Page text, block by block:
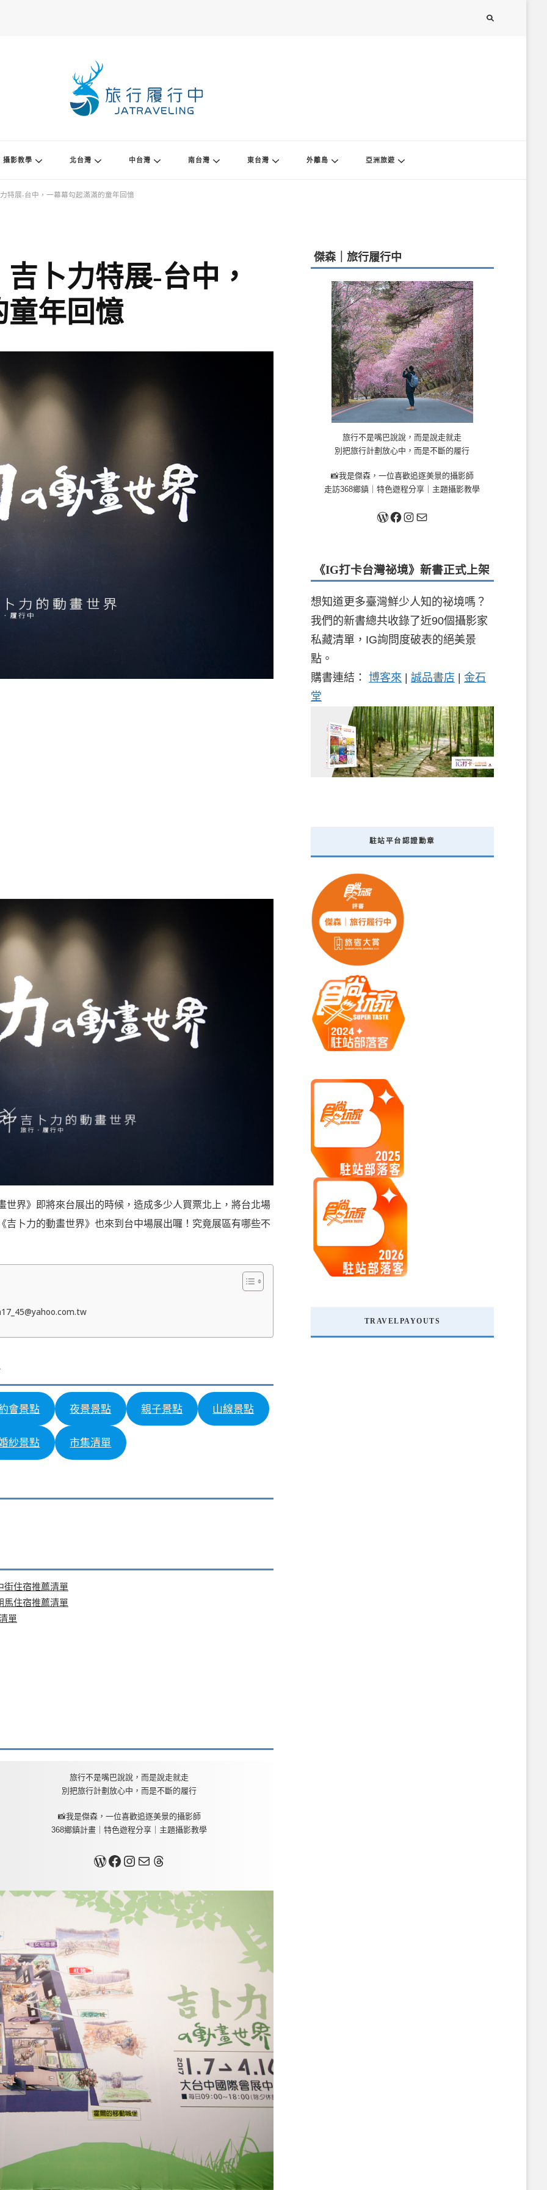
攝影教學 北台灣 中台灣 南台灣 東台灣 外離島 亞洲旅遊
特展-台中，一幕幕勾起滿滿的童年回憶
卜力特展-台中，
童年回憶
世界》即將來台展出的時候，造成多少人買票北上，將台北場
吉卜力的動畫世界》也來到台中場展出囉！究竟展區有哪些不
會景點 夜景景點 親子景點 山線景點
紗景點 市集清單
街住宿推薦清單
馬住宿推薦清單
單
旅行不是嘴巴說說，而是說走就走
別把旅行計劃放心中，而是不斷的履行
📸我是傑森，一位喜歡追逐美景的攝影師
368鄉鎮計畫｜特色遊程分享｜主題攝影教學
關於我Facebook InstagramMail Threads
傑森｜旅行履行中
旅行不是嘴巴說說，而是說走就走
別把旅行計劃放心中，而是不斷的履行
📸我是傑森，一位喜歡追逐美景的攝影師
走訪368鄉鎮｜特色遊程分享｜主題攝影教學
關於我 Facebook
Instagram
《IG打卡台灣祕境》新書正式上架
想知道更多臺灣鮮少人知的祕境嗎？
我們的新書總共收錄了近90個攝影家
私藏清單，IG詢問度破表的絕美景
點。
購書連結： 博客來 | 誠品書店 | 金石
堂
駐站平台認證勳章
TRAVELPAYOUTS